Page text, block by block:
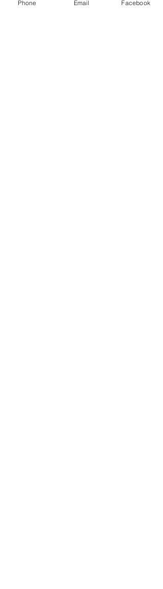
Phone Email Facebook